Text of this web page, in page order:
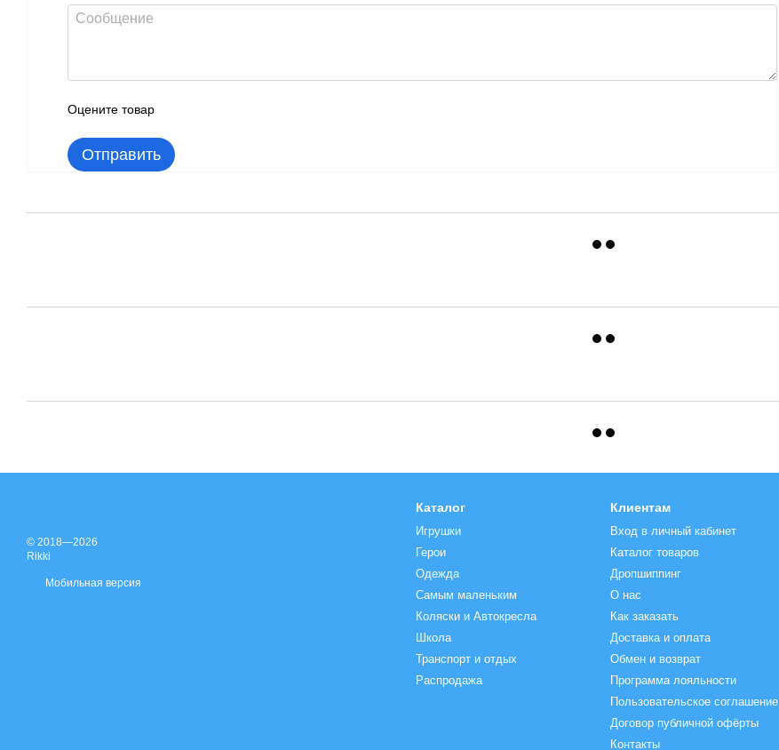
Оцените товар
Отправить
© 2018—2026
Rikki
Мобильная версия
Каталог
Игрушки
Герои
Одежда
Самым маленьким
Коляски и Автокреcла
Школа
Транспорт и отдых
Распродажа
Клиентам
Вход в личный кабинет
Каталог товаров
Дропшиппинг
О нас
Как заказать
Доставка и оплата
Обмен и возврат
Программа лояльности
Пользовательское соглашение
Договор публичной офёрты
Контакты